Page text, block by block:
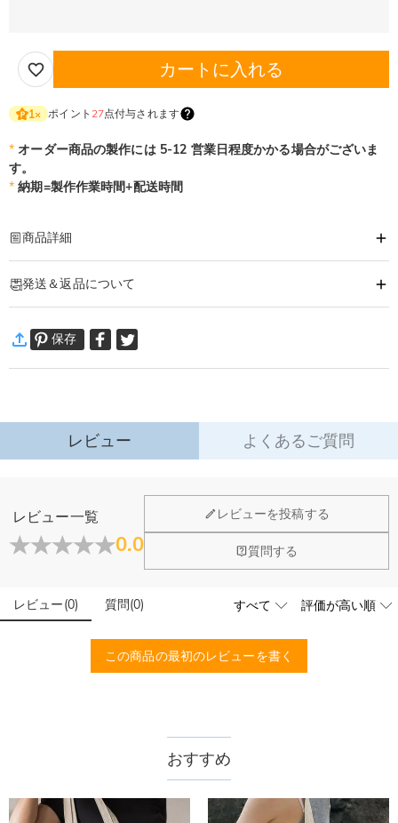
カートに入れる
1× ポイント 27点付与されます
* オーダー商品の製作には 5-12 営業日程度かかる場合がございま
す。
* 納期=製作作業時間+配送時間
商品詳細
柔らかな肌触りのコーデュロイ製トートバッグ。お名前やイニシャル、
「Mommy」などの呼び名をカスタマイズ可能。
豊富なカラーバリエーションから、好みやシーンに合わせてお選びいただけま
す。
日常使いはもちろん、母の日や誕生日、記念日のプレゼントにも最適です。贈
発送＆返品について
万一、ご注文商品にご満足いただけない場合は、商品が到着後60日
保存
レビュー よくあるご質問
レビュー一覧
0.0
レビューを投稿する
質問する
レビュー(0) 質問(0)
この商品の最初のレビューを書く
おすすめ